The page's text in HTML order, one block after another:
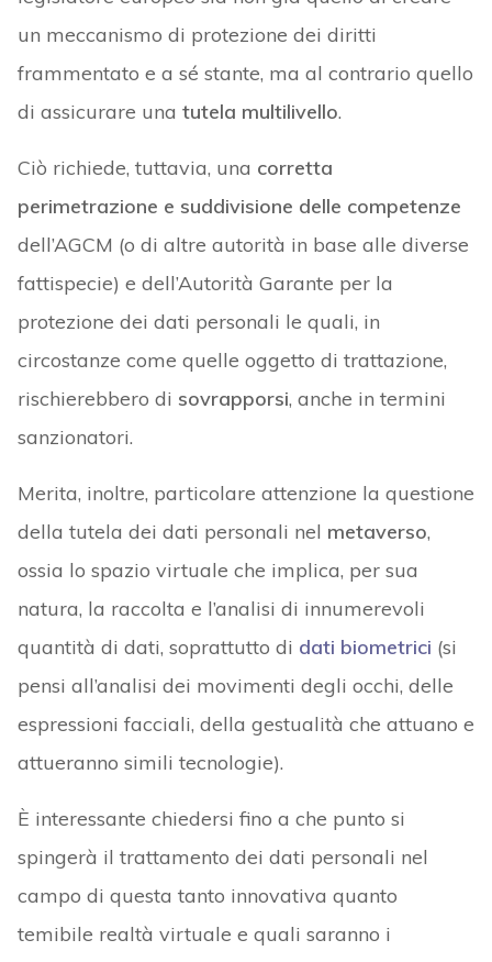
un meccanismo di protezione dei diritti
frammentato e a sé stante, ma al contrario quello
di assicurare una tutela multilivello.
Ciò richiede, tuttavia, una corretta
perimetrazione e suddivisione delle competenze
dell’AGCM (o di altre autorità in base alle diverse
fattispecie) e dell’Autorità Garante per la
protezione dei dati personali le quali, in
circostanze come quelle oggetto di trattazione,
rischierebbero di sovrapporsi, anche in termini
sanzionatori.
Merita, inoltre, particolare attenzione la questione
della tutela dei dati personali nel metaverso,
ossia lo spazio virtuale che implica, per sua
natura, la raccolta e l’analisi di innumerevoli
quantità di dati, soprattutto di dati biometrici (si
pensi all’analisi dei movimenti degli occhi, delle
espressioni facciali, della gestualità che attuano e
attueranno simili tecnologie).
È interessante chiedersi fino a che punto si
spingerà il trattamento dei dati personali nel
campo di questa tanto innovativa quanto
temibile realtà virtuale e quali saranno i